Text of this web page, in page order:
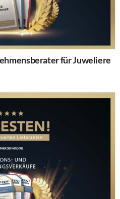
für Juweliere